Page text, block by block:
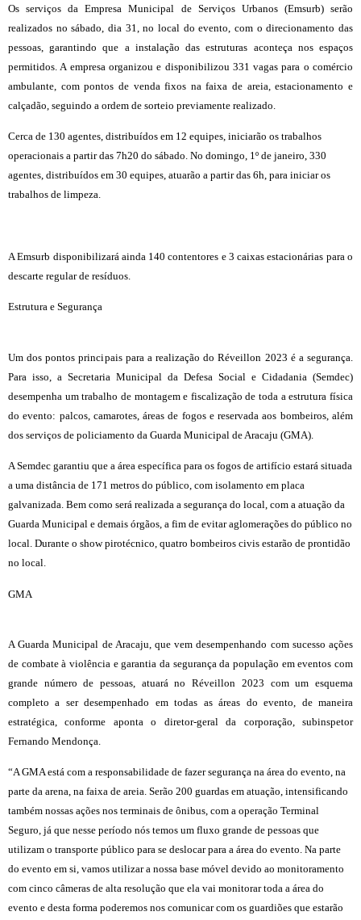
Os serviços da Empresa Municipal de Serviços Urbanos (Emsurb) serão
realizados no sábado, dia 31, no local do evento, com o direcionamento das
pessoas, garantindo que a instalação das estruturas aconteça nos espaços
permitidos. A empresa organizou e disponibilizou 331 vagas para o comércio
ambulante, com pontos de venda fixos na faixa de areia, estacionamento e
calçadão, seguindo a ordem de sorteio previamente realizado.
Cerca de 130 agentes, distribuídos em 12 equipes, iniciarão os trabalhos
operacionais a partir das 7h20 do sábado. No domingo, 1º de janeiro, 330
agentes, distribuídos em 30 equipes, atuarão a partir das 6h, para iniciar os
trabalhos de limpeza.
A Emsurb disponibilizará ainda 140 contentores e 3 caixas estacionárias para o
descarte regular de resíduos.
Estrutura e Segurança
Um dos pontos principais para a realização do Réveillon 2023 é a segurança.
Para isso, a Secretaria Municipal da Defesa Social e Cidadania (Semdec)
desempenha um trabalho de montagem e fiscalização de toda a estrutura física
do evento: palcos, camarotes, áreas de fogos e reservada aos bombeiros, além
dos serviços de policiamento da Guarda Municipal de Aracaju (GMA).
A Semdec garantiu que a área específica para os fogos de artifício estará situada
a uma distância de 171 metros do público, com isolamento em placa
galvanizada. Bem como será realizada a segurança do local, com a atuação da
Guarda Municipal e demais órgãos, a fim de evitar aglomerações do público no
local. Durante o show pirotécnico, quatro bombeiros civis estarão de prontidão
no local.
GMA
A Guarda Municipal de Aracaju, que vem desempenhando com sucesso ações
de combate à violência e garantia da segurança da população em eventos com
grande número de pessoas, atuará no Réveillon 2023 com um esquema
completo a ser desempenhado em todas as áreas do evento, de maneira
estratégica, conforme aponta o diretor-geral da corporação, subinspetor
Fernando Mendonça.
“A GMA está com a responsabilidade de fazer segurança na área do evento, na
parte da arena, na faixa de areia. Serão 200 guardas em atuação, intensificando
também nossas ações nos terminais de ônibus, com a operação Terminal
Seguro, já que nesse período nós temos um fluxo grande de pessoas que
utilizam o transporte público para se deslocar para a área do evento. Na parte
do evento em si, vamos utilizar a nossa base móvel devido ao monitoramento
com cinco câmeras de alta resolução que ela vai monitorar toda a área do
evento e desta forma poderemos nos comunicar com os guardiões que estarão